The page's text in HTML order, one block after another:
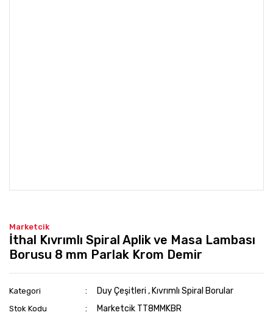
Marketcik
İthal Kıvrımlı Spiral Aplik ve Masa Lambası
Borusu 8 mm Parlak Krom Demir
Kategori Duy Çeşitleri , Kıvrımlı Spiral Borular
Stok Kodu Marketcik TT8MMKBR